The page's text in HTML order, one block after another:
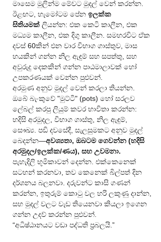
මාසෙම මුලින්ම මේවට මුදල් වෙන් කරන්න.
ඊළඟට, හැමෝටම පේන ඉලක්ක
සිතියමක් ලියන්න: එක කෙටි කාලීන, එක
මධ්‍යම කාලීන, එක දිගු කාලීන. සමහරවිට ඒක
දවස් 60කින් එන වාර විභාග ගාස්තුව, මාස
හයකින් ගන්න නිල ඇඳුම් සහ සපත්තු, සහ
අවුරුදු දෙකකින් ගන්න පාඨමාලාවක් හෝ
උපකරණයක් වෙන්න පුළුවන්.
අරමුණ අනුව මුදල් වෙන් කරලා තියන්න.
ඔබේ බැංකුවේ "මුට්ටි" (pots) හෝ සරලව
ලේබල් කරපු ලියුම් කවර භාවිතා කරන්න:
හදිසි අරමුදල, විභාග ගාස්තු, නිල ඇඳුම්,
සෞඛ්‍ය. පඩි දවසේදී, සැලසුමකට අනුව මුදල්
බෙදන්න—අවශ්‍යතා, ඔබටම ගෙවන්න (හදිසි
අරමුදල/ඉලක්ක/ණය), සහ උවමනා.
පැහැදිලි භූමිකාවන් දෙන්න. එක්කෙනෙක්
සටහන් කරනවා, තව කෙනෙක් බිල්පත් දින
දර්ශනය බලනවා. දරුවන්ට කාසි ගණන්
කරන්න, ඉතුරුම් කොටු වල හරි ලකුණු දාන්න,
සහ මුදල් වලට වැඩ තියෙනවා කියලා ඉගෙන
ගන්න උදව් කරන්න පුළුවන්.
“අධිෂ්ඨානයට වඩා පද්ධති ප්‍රබලයි.”